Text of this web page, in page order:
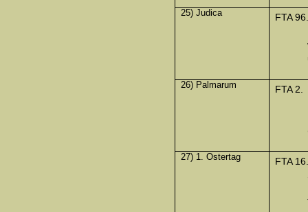
25) Judica
FTA 96.
26) Palmarum
FTA 2.
27) 1. Ostertag
FTA 16.